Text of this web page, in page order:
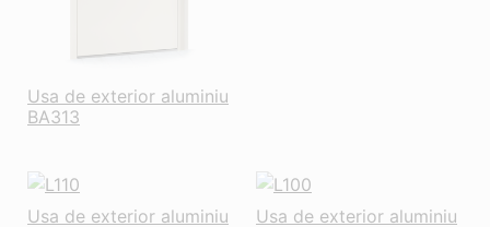
Usa de exterior aluminiu
BA313
Usa de exterior aluminiu
Usa de exterior aluminiu